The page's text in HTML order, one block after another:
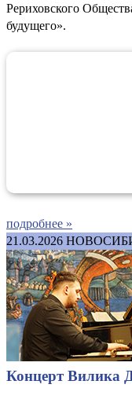
Рериховского
будущего».
подробнее »
21.03.2026
Концерт Вилика